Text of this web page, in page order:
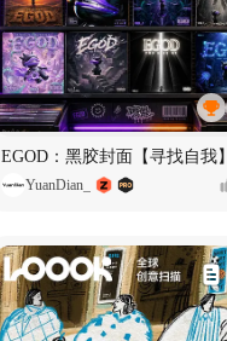
EGOD：黑胶封面【寻找自我】
YuanDian_